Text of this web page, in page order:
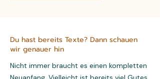
Du hast bereits Texte? Dann schauen
wir genauer hin
Nicht immer braucht es einen kompletten